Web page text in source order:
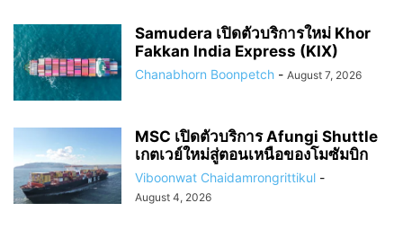
Samudera เปิดตัวบริการใหม่ Khor
Fakkan India Express (KIX)
Chanabhorn Boonpetch - August 7, 2026
MSC เปิดตัวบริการ Afungi Shuttle
เกตเวย์ใหม่สู่ตอนเหนือของโมซัมบิก
Viboonwat Chaidamrongrittikul -
August 4, 2026